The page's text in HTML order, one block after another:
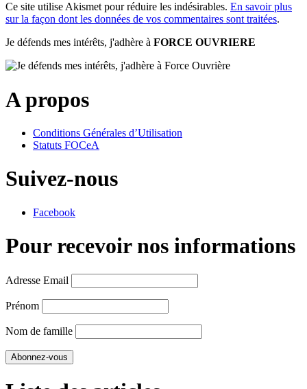
Ce site utilise Akismet pour réduire les indésirables. En savoir plus
sur la façon dont les données de vos commentaires sont traitées.
Je défends mes intérêts, j'adhère à FORCE OUVRIERE
A propos
Conditions Générales d’Utilisation
Statuts FOCeA
Suivez-nous
Facebook
Pour recevoir nos informations
Adresse Email
Prénom
Nom de famille